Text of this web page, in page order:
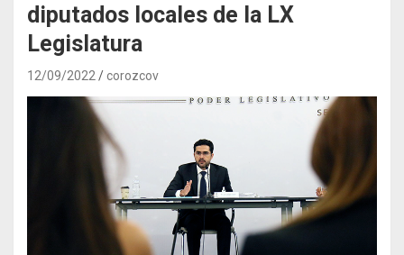
diputados locales de la LX
Legislatura
12/09/2022 corozcov